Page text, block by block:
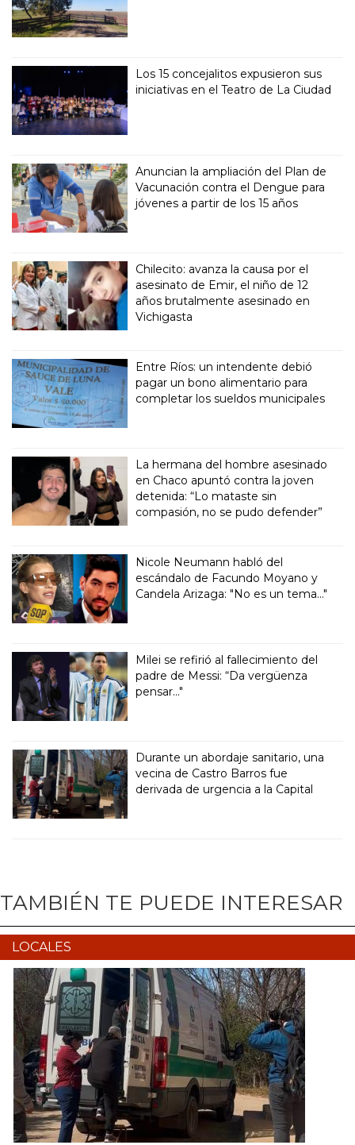
Los 15 concejalitos expusieron sus
iniciativas en el Teatro de La Ciudad
Anuncian la ampliación del Plan de
Vacunación contra el Dengue para
jóvenes a partir de los 15 años
Chilecito: avanza la causa por el
asesinato de Emir, el niño de 12
años brutalmente asesinado en
Vichigasta
Entre Ríos: un intendente debió
pagar un bono alimentario para
completar los sueldos municipales
La hermana del hombre asesinado
en Chaco apuntó contra la joven
detenida: “Lo mataste sin
compasión, no se pudo defender”
Nicole Neumann habló del
escándalo de Facundo Moyano y
Candela Arizaga: "No es un tema..."
Milei se refirió al fallecimiento del
padre de Messi: “Da vergüenza
pensar..."
Durante un abordaje sanitario, una
vecina de Castro Barros fue
derivada de urgencia a la Capital
TAMBIÉN TE PUEDE INTERESAR
LOCALES